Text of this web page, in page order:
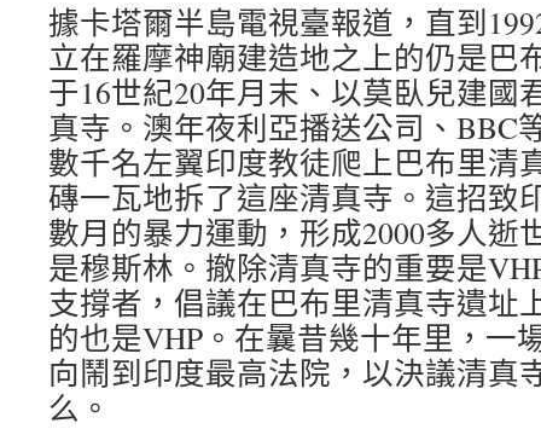
據卡塔爾半島電視臺報道，直到
立在羅摩神廟建造地之上的仍是巴
于16世紀20年月末、以莫臥兒建國
真寺。澳年夜利亞播送公司、BBC
數千名左翼印度教徒爬上巴布里清
磚一瓦地拆了這座清真寺。這招致
數月的暴力運動，形成2000多人逝
是穆斯林。撤除清真寺的重要是
支撐者，倡議在巴布里清真寺遺址
的也是VHP。在曩昔幾十年里，一
向鬧到印度最高法院，以決議清真
么。